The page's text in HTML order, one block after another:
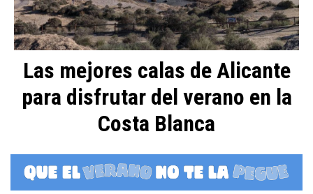
Las mejores calas de Alicante
para disfrutar del verano en la
Costa Blanca